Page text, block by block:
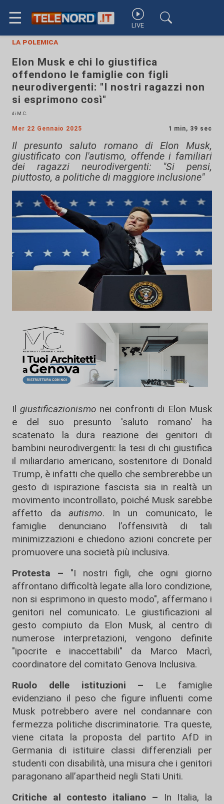
☰ LIVE
la polemica
Elon Musk e chi lo giustifica
offendono le famiglie con figli
neurodivergenti: "I nostri ragazzi non
si esprimono così"
di M.C.
Mer 22 Gennaio 2025 1 min, 39 sec
Il presunto saluto romano di Elon Musk,
giustificato con l'autismo, offende i familiari
dei ragazzi neurodivergenti: "Si pensi,
piuttosto, a politiche di maggiore inclusione"
Il giustificazionismo nei confronti di Elon Musk
e del suo presunto 'saluto romano' ha
scatenato la dura reazione dei genitori di
bambini neurodivergenti: la tesi di chi giustifica
il miliardario americano, sostenitore di Donald
Trump, è infatti che quello che sembrerebbe un
gesto di ispirazione fascista sia in realtà un
movimento incontrollato, poiché Musk sarebbe
affetto da autismo. In un comunicato, le
famiglie denunciano l’offensività di tali
minimizzazioni e chiedono azioni concrete per
promuovere una società più inclusiva.
Protesta – "I nostri figli, che ogni giorno
affrontano difficoltà legate alla loro condizione,
non si esprimono in questo modo", affermano i
genitori nel comunicato. Le giustificazioni al
gesto compiuto da Elon Musk, al centro di
numerose interpretazioni, vengono definite
"ipocrite e inaccettabili" da Marco Macrì,
coordinatore del comitato Genova Inclusiva.
Ruolo delle istituzioni – Le famiglie
evidenziano il peso che figure influenti come
Musk potrebbero avere nel condannare con
fermezza politiche discriminatorie. Tra queste,
viene citata la proposta del partito AfD in
Germania di istituire classi differenziali per
studenti con disabilità, una misura che i genitori
paragonano all’apartheid negli Stati Uniti.
Critiche al contesto italiano – In Italia, la